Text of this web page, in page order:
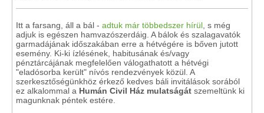
Itt a farsang, áll a bál - adtuk már többedszer hírül , s még
adjuk is egészen hamvazószerdáig. A bálok és szalagavatók
garmadájának időszakában erre a hétvégére is bőven jutott
esemény. Ki-ki ízlésének, habitusának és/vagy
pénztárcájának megfelelően válogathatott a hétvégi
"eladósorba került" nívós rendezvények közül. A
szerkesztőségünkhöz érkező kedves báli invitálások sorából
ez alkalommal a Humán Civil Ház mulatságát szemeltünk ki
magunknak péntek estére.